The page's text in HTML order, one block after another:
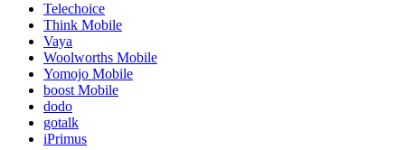
Telechoice
Think Mobile
Vaya
Woolworths Mobile
Yomojo Mobile
boost Mobile
dodo
gotalk
iPrimus